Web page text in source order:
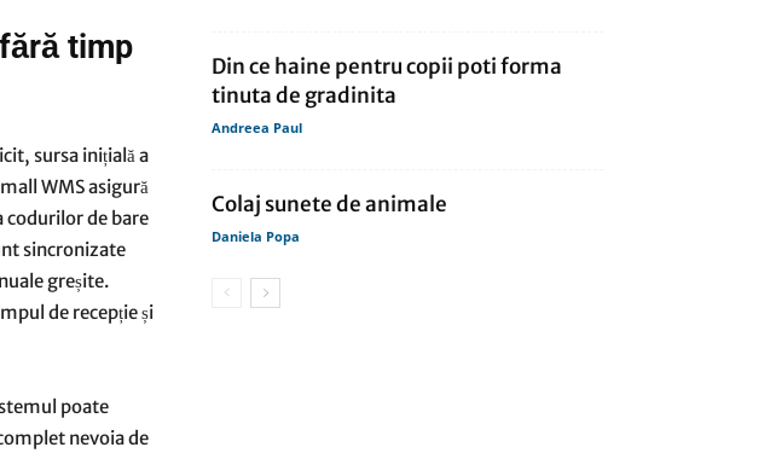
timp
sursa inițială a
WMS asigură
codurilor de bare
sincronizate
greșite.
de recepție și
poate
nevoia de
Din ce haine pentru copii poti forma
tinuta de gradinita
Andreea Paul
Colaj sunete de animale
Daniela Popa